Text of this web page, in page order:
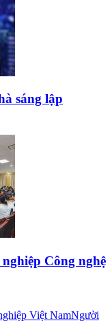
sáng lập
Công nghệ
Việt NamNgười